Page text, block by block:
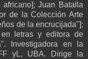
Juan Batalla
de la Colección Arte
de la encrucijada"];
en letras y editora de
Investigadora en la
yL, UBA. Dirige la